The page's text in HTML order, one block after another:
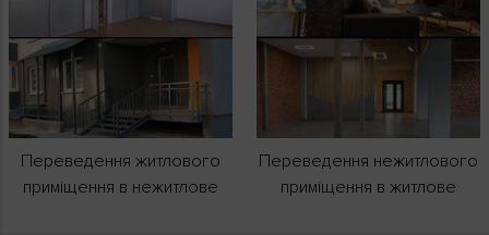
Переведення житлового
приміщення в нежитлове
Переведення нежитлового
приміщення в житлове